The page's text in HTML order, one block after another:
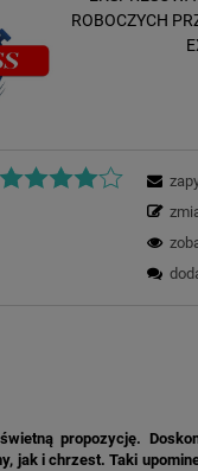
ROBOCZYCH
propozycję.
jak i chrzest. Taki